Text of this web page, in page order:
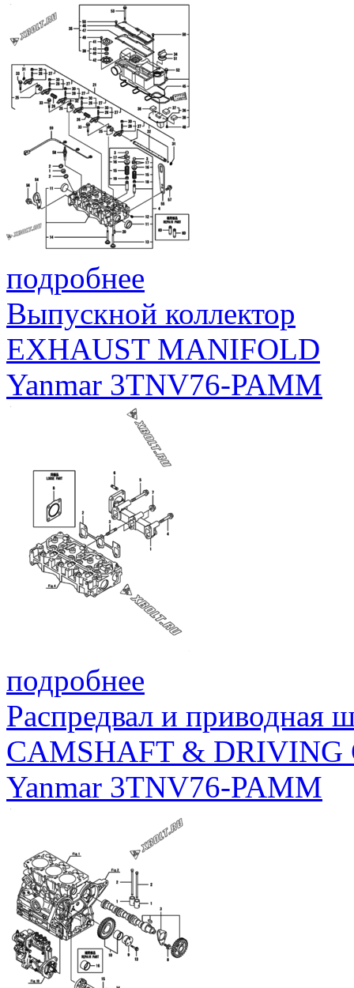
подробнее
Выпускной коллектор
EXHAUST MANIFOLD
Yanmar 3TNV76-PAMM
подробнее
Распредвал и приводная
CAMSHAFT & DRIVING
Yanmar 3TNV76-PAMM